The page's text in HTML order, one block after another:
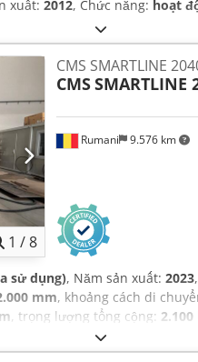
xuất: 2012, Chức năng: hoạt
1 /8
Rumani 9.576 km
CMS SMARTLINE
CMSSMARTLINE
sử dụng), Năm sản xuất: 2023
mm, khoảng cách di
, trọng lượng tổng cộng: 2.100